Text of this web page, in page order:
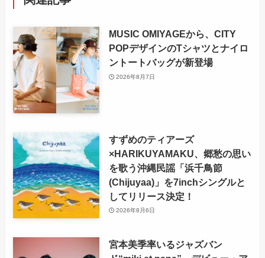
MUSIC OMIYAGEから、CITY
POPデザインのTシャツとナイロ
ントートバッグが新登場
2026年8月7日
すずめのティアーズ
×HARIKUYAMAKU、郷愁の思い
を歌う沖縄民謡「浜千鳥節
(Chijuyaa)」を7inchシングルと
してリリース決定！
2026年8月6日
宮本美季率いるジャズバン